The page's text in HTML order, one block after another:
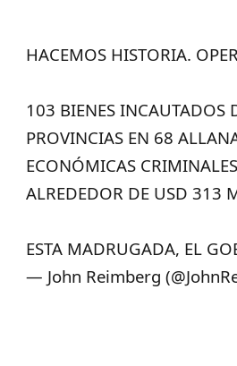
HACEMOS HISTORIA.
103 BIENES INCAUTADOS
PROVINCIAS EN 68
ECONÓMICAS
ALREDEDOR DE USD 313
ESTA MADRUGADA, EL
— John Reimberg